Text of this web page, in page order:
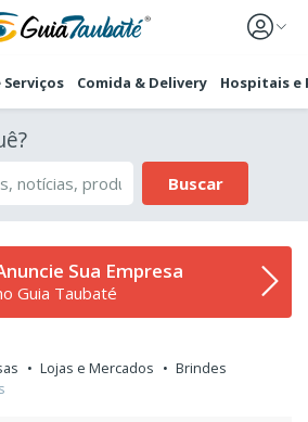
Comida & Delivery Hospitais e
Buscar
Sua Empresa
Guia Taubaté
Lojas e Mercados
Brindes